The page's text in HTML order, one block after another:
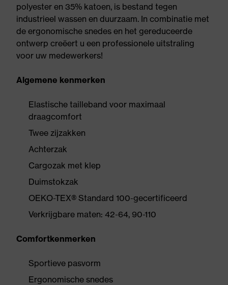
polyester en 35% katoen, is bestand tegen
industrieel wassen en duurzaam. In combinatie met
de ergonomische snedes en het gereduceerde
ontwerp creëert u een professionele uitstraling
voor uw medewerkers!
Algemene kenmerken
Elastische tailleband voor maximaal
draagcomfort
Twee zijzakken
Achterzak
Cargozak met klep
Duimstokzak
OEKO-TEX® Standard 100-gecertificeerd
Verkrijgbare maten: 42-64, 90-110
Comfortkenmerken
Sportieve pasvorm
Ergonomische snedes